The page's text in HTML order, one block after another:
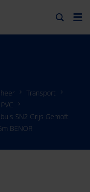
Transport
SN2 Grijs Gemoft
BENOR